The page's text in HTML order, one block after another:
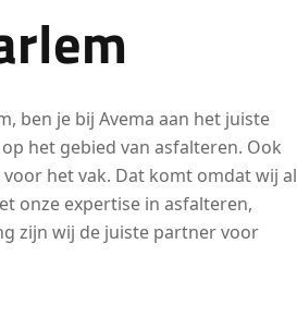
ben je bij Avema aan het juiste
het gebied van asfalteren. Ook
het vak. Dat komt omdat wij al
onze expertise in asfalteren,
zijn wij de juiste partner voor